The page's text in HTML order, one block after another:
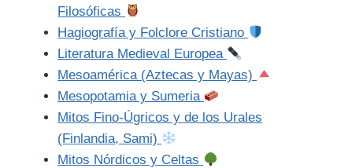
Filosóficas
Hagiografía y Folclore Cristiano
Literatura Medieval Europea
Mesoamérica (Aztecas y Mayas)
Mesopotamia y Sumeria
Mitos Fino-Úgricos y de los Urales
(Finlandia, Sami)
Mitos Nórdicos y Celtas